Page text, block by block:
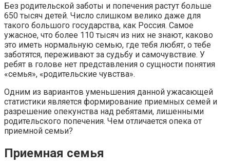
Без родительской заботы и попечения растут больше
650 тысяч детей. Число слишком велико даже для
такого большого государства, как Россия. Самое
ужасное, что более 110 тысяч из них не знают, каково
это иметь нормальную семью, где тебя любят, о тебе
заботятся, переживают за судьбу и самочувствие. У
ребят в голове нет представления о сущности понятия
«семья», «родительские чувства».
Одним из вариантов уменьшения данной ужасающей
статистики является формирование приемных семей и
разрешение опекунства над ребятами, лишенными
родительского попечения. Чем отличается опека от
приемной семьи?
Приемная семья